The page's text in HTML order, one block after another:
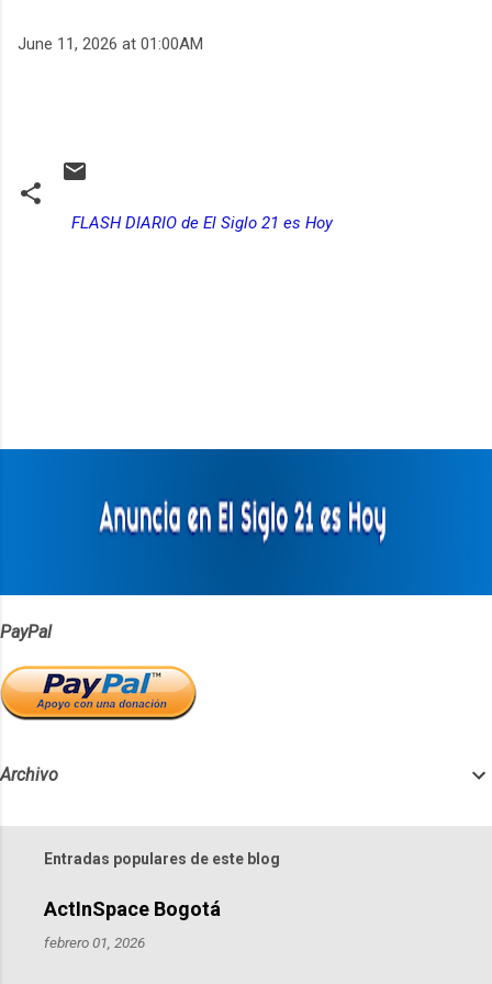
June 11, 2026 at 01:00AM
FLASH DIARIO de El Siglo 21 es Hoy
PayPal
Archivo
Entradas populares de este blog
ActInSpace Bogotá
febrero 01, 2026